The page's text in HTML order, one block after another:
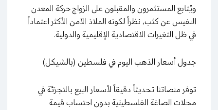
ويُتابع المستثمرون والمقبلون على الزواج حركة المعدن
النفيس عن كثب، نظراً لكونه الملاذ الآمن الأكثر اعتماداً
في ظل التغيرات الاقتصادية الإقليمية والدولية.
جدول أسعار الذهب اليوم في فلسطين (بالشيكل)
توفر منصاتنا تحديثاً دقيقاً لأسعار البيع بالتجزئة في
محلات الصاغة الفلسطينية بدون احتساب قيمة